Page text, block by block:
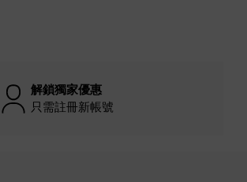
解鎖獨家優惠
只需註冊新帳號